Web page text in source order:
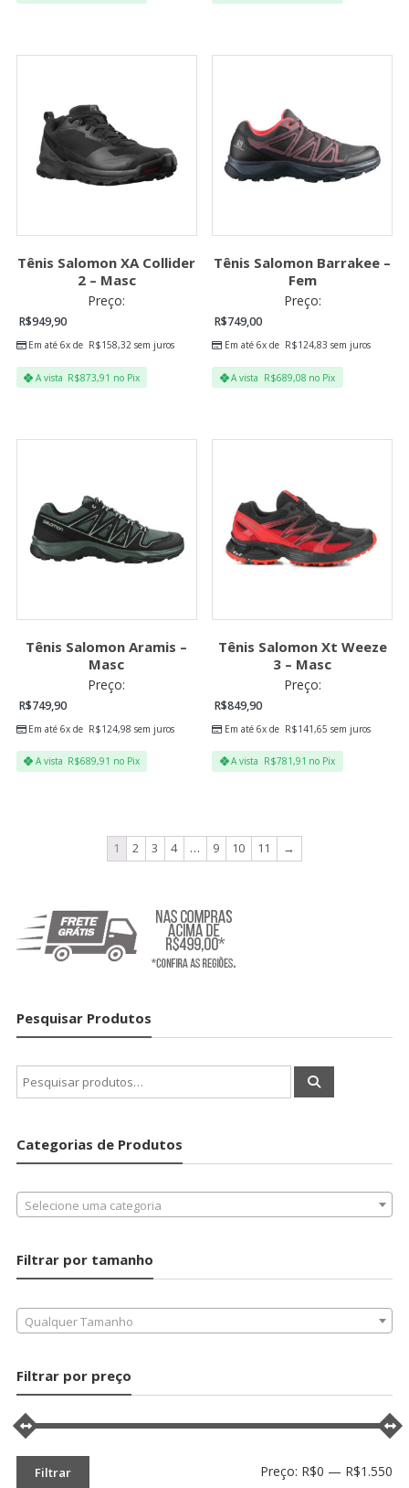
Tênis Salomon XA Collider
2 – Masc
Preço:
R$949,90
Em até 6x de R$158,32 sem juros
A vista R$873,91 no Pix
Tênis Salomon Barrakee –
Fem
Preço:
R$749,00
Em até 6x de R$124,83 sem juros
A vista R$689,08 no Pix
Tênis Salomon Aramis –
Masc
Preço:
R$749,90
Em até 6x de R$124,98 sem juros
A vista R$689,91 no Pix
Tênis Salomon Xt Weeze
3 – Masc
Preço:
R$849,90
Em até 6x de R$141,65 sem juros
A vista R$781,91 no Pix
1 2 3 4 … 9 10 11 →
Pesquisar Produtos
Pesquisar
por:
Categorias de Produtos
Selecione uma categoria
Filtrar por tamanho
Qualquer Tamanho
Filtrar por preço
Filtrar Preço: R$0 — R$1.550